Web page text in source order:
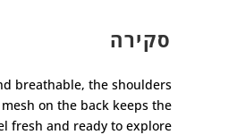
סקירה
breathable, the shoulders
on the back keeps the
fresh and ready to explore.